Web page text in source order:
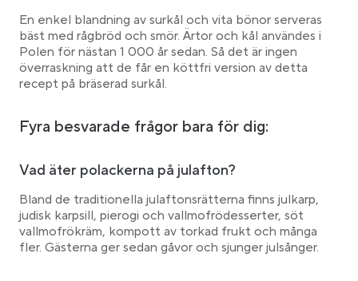
En enkel blandning av surkål och vita bönor serveras
bäst med rågbröd och smör. Ärtor och kål användes i
Polen för nästan 1 000 år sedan. Så det är ingen
överraskning att de får en köttfri version av detta
recept på bräserad surkål.
Fyra besvarade frågor bara för dig:
Vad äter polackerna på julafton?
Bland de traditionella julaftonsrätterna finns julkarp,
judisk karpsill, pierogi och vallmofrödesserter, söt
vallmofrökräm, kompott av torkad frukt och många
fler. Gästerna ger sedan gåvor och sjunger julsånger.